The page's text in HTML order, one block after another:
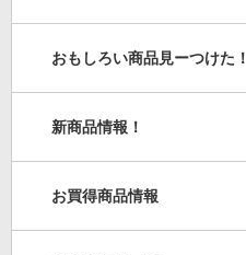
おもしろい商品見ーつけた！
新商品情報！
お買得商品情報